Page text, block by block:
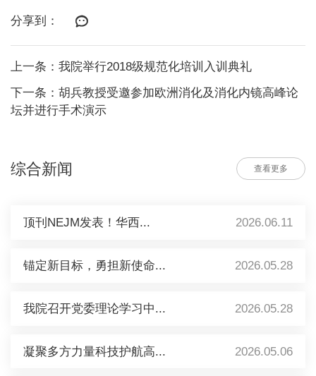
分享到：
上一条：我院举行2018级规范化培训入训典礼
下一条：胡兵教授受邀参加欧洲消化及消化内镜高峰论
坛并进行手术演示
综合新闻 查看更多
顶刊NEJM发表！华西... 2026.06.11
锚定新目标，勇担新使命... 2026.05.28
我院召开党委理论学习中... 2026.05.28
凝聚多方力量科技护航高... 2026.05.06